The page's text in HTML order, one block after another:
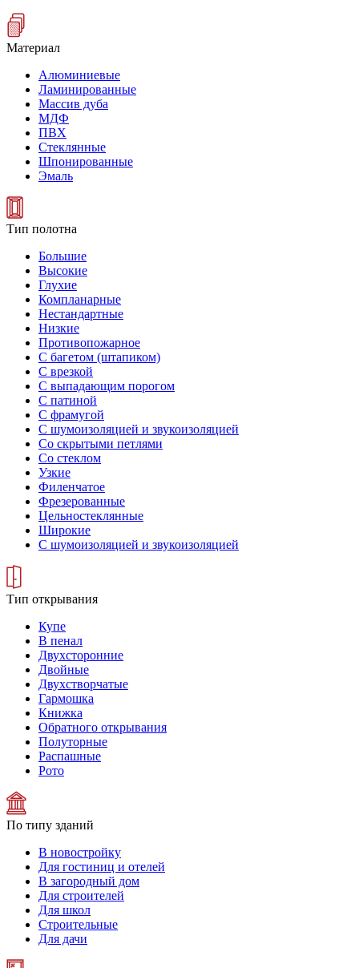
Материал
Алюминиевые
Ламинированные
Массив дуба
МДФ
ПВХ
Стеклянные
Шпонированные
Эмаль
Тип полотна
Большие
Высокие
Глухие
Компланарные
Нестандартные
Низкие
Противопожарное
С багетом (штапиком)
С врезкой
С выпадающим порогом
С патиной
С фрамугой
С шумоизоляцией и звукоизоляцией
Со скрытыми петлями
Со стеклом
Узкие
Филенчатое
Фрезерованные
Цельностеклянные
Широкие
С шумоизоляцией и звукоизоляцией
Тип открывания
Купе
В пенал
Двухсторонние
Двойные
Двухстворчатые
Гармошка
Книжка
Обратного открывания
Полуторные
Распашные
Рото
По типу зданий
В новостройку
Для гостиниц и отелей
В загородный дом
Для строителей
Для школ
Строительные
Для дачи